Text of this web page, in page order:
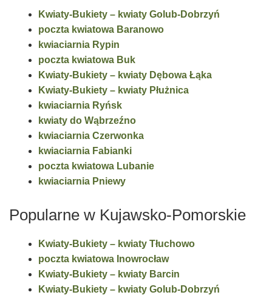
Kwiaty-Bukiety – kwiaty Golub-Dobrzyń
poczta kwiatowa Baranowo
kwiaciarnia Rypin
poczta kwiatowa Buk
Kwiaty-Bukiety – kwiaty Dębowa Łąka
Kwiaty-Bukiety – kwiaty Płużnica
kwiaciarnia Ryńsk
kwiaty do Wąbrzeźno
kwiaciarnia Czerwonka
kwiaciarnia Fabianki
poczta kwiatowa Lubanie
kwiaciarnia Pniewy
Popularne w Kujawsko-Pomorskie
Kwiaty-Bukiety – kwiaty Tłuchowo
poczta kwiatowa Inowrocław
Kwiaty-Bukiety – kwiaty Barcin
Kwiaty-Bukiety – kwiaty Golub-Dobrzyń